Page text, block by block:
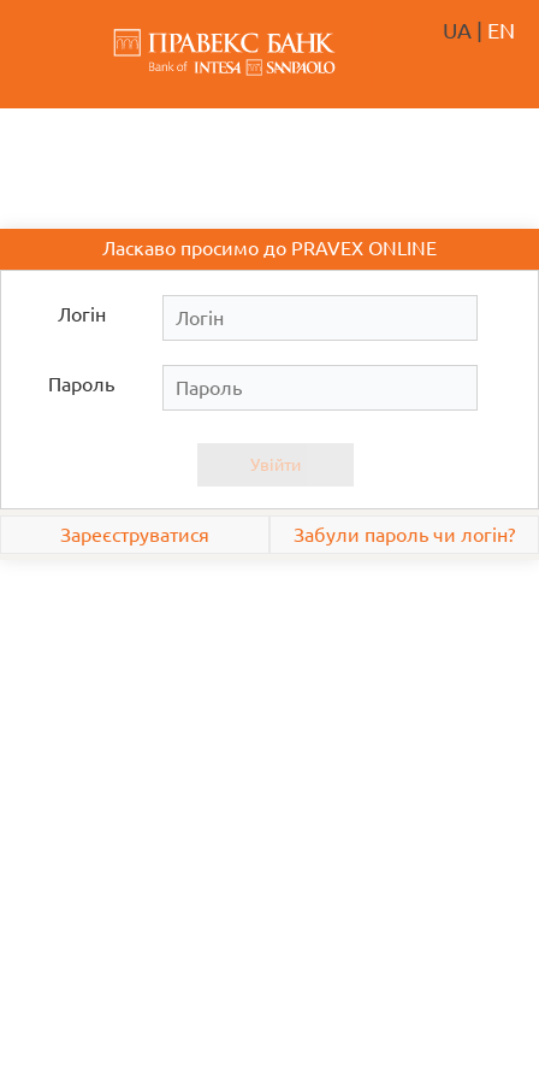
UA EN
Ласкаво просимо до PRAVEX ONLINE
Логін
Пароль
Увійти
Зареєструватися Забули пароль чи логін?